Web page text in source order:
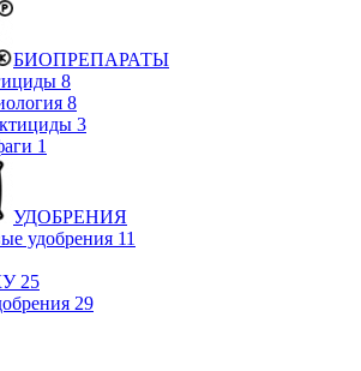
БИОПРЕПАРАТЫ
8
8
3
1
УДОБРЕНИЯ
удобрения 11
25
29